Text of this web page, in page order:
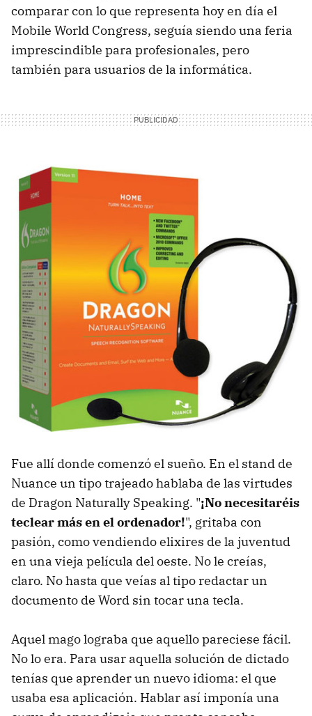
comparar con lo que representa hoy en día el
Mobile World Congress, seguía siendo una feria
imprescindible para profesionales, pero
también para usuarios de la informática.
Fue allí donde comenzó el sueño. En el stand de
Nuance un tipo trajeado hablaba de las virtudes
de Dragon Naturally Speaking. "¡No necesitaréis
teclear más en el ordenador!", gritaba con
pasión, como vendiendo elixires de la juventud
en una vieja película del oeste. No le creías,
claro. No hasta que veías al tipo redactar un
documento de Word sin tocar una tecla.
Aquel mago lograba que aquello pareciese fácil.
No lo era. Para usar aquella solución de dictado
tenías que aprender un nuevo idioma: el que
usaba esa aplicación. Hablar así imponía una